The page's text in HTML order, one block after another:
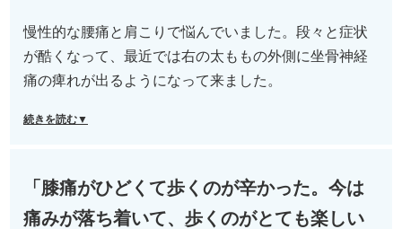
慢性的な腰痛と肩こりで悩んでいました。段々と症状
が酷くなって、最近では右の太ももの外側に坐骨神経
痛の痺れが出るようになって来ました。
続きを読む▼
「膝痛がひどくて歩くのが辛かった。今は
痛みが落ち着いて、歩くのがとても楽しい